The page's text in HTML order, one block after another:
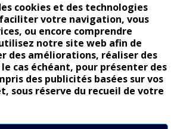
cookies et des technologies
votre navigation, vous
ou encore comprendre
notre site web afin de
des améliorations, réaliser des
cas échéant, pour présenter des
des publicités basées sur vos
sous réserve du recueil de votre
de marque pour Citroën
voyage…
d’une légende